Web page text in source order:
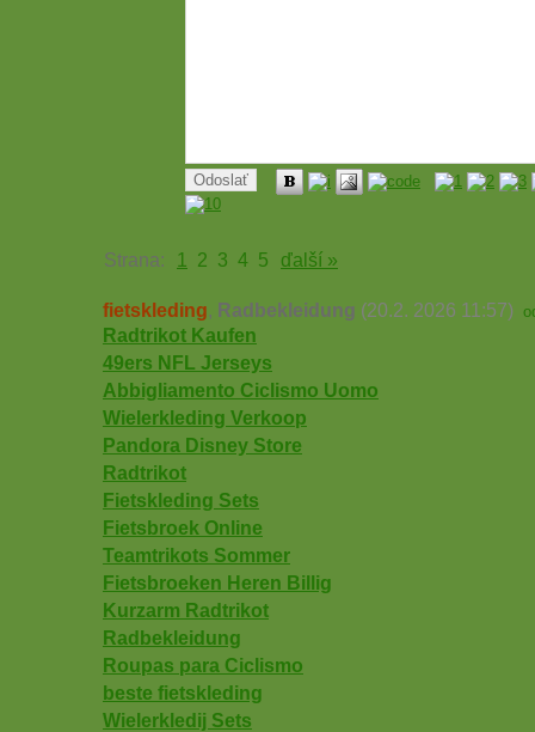
Strana: 1 2 3 4 5 ďalší »
fietskleding, Radbekleidung (20.2. 2026 11:57)
Radtrikot Kaufen
49ers NFL Jerseys
Abbigliamento Ciclismo Uomo
Wielerkleding Verkoop
Pandora Disney Store
Radtrikot
Fietskleding Sets
Fietsbroek Online
Teamtrikots Sommer
Fietsbroeken Heren Billig
Kurzarm Radtrikot
Radbekleidung
Roupas para Ciclismo
beste fietskleding
Wielerkledij Sets